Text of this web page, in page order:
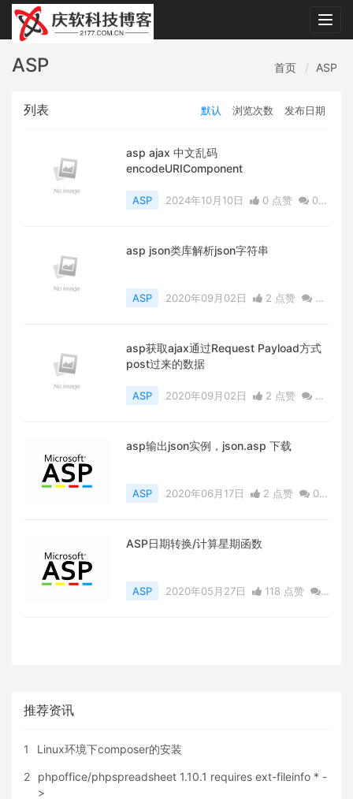
ASP 首页 ASP
列表 默认 浏览次数 发布日期
asp ajax 中文乱码
encodeURIComponent
ASP 2024年10月10日 0 点赞
0
asp json类库解析json字符串
ASP 2020年09月02日 2 点赞
0
asp获取ajax通过Request Payload方式
post过来的数据
ASP 2020年09月02日 2 点赞
0
asp输出json实例，json.asp 下载
ASP 2020年06月17日 2 点赞
0
ASP日期转换/计算星期函数
ASP 2020年05月27日
118 点赞
推荐资讯
1 Linux环境下composer的安装
2
phpoffice/phpspreadsheet 1.10.1 requires ext-fileinfo * -
>